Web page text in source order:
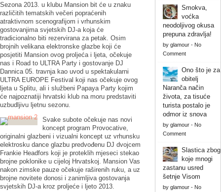
Sezona 2013. u klubu Mansion bit će u znaku
različitih tematskih večeri popraćenih
atraktivnom scenografijom i vrhunskim
gostovanjima svjetskih DJ-a koja će
tradicionalno biti rezervirana za petak. Osim
brojnih velikana elektronske glazbe koji će
posjetiti Mansion ovog proljeća i ljeta, očekuje
nas i Road to ULTRA Party i gostovanje DJ
Dannica 05. travnja kao uvod u spektakularni
ULTRA EUROPE Festival koji nas očekuje ovog
ljeta u Splitu, ali i službeni Papaya Party kojim
će najpoznatiji hrvatski klub na moru predstaviti
uzbudljivu ljetnu sezonu.
Svake subote očekuje nas novi
koncept program Provocative,
originalni glazbeni i vizualni koncept uz vrhunsku
elektrosku dance glazbu predvođenu DJ dvojcem
Frankie Headfors koji je proteklih mjeseci stekao
brojne poklonike u cijeloj Hrvatskoj. Mansion Vas
nakon zimske pauze očekuje raširenih ruku, a uz
brojne novitete donosi i zanimljiva gostovanja
svjetskih DJ-a kroz proljeće i ljeto 2013.
Smokva,
voćka
neodoljivog okusa
prepuna zdravlja!
by glamour- No
Comment
Ono što je za
obitelj
Naranča način
života, za tisuće
turista postalo je
odmor iz snova
by glamour- No
Comment
Slastica zbog
koje mnogi
zastanu usred
šetnje Visom
by glamour- No